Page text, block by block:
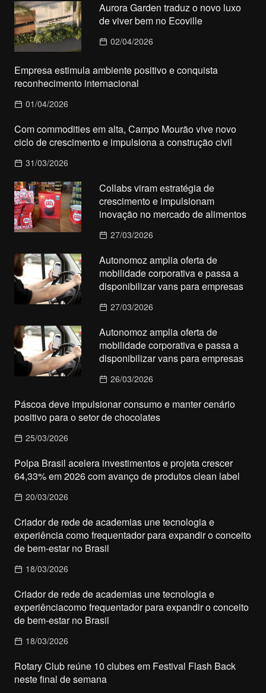
Aurora Garden traduz o novo luxo
de viver bem no Ecoville
02/04/2026
Empresa estimula ambiente positivo e conquista
reconhecimento internacional
01/04/2026
Com commodities em alta, Campo Mourão vive novo
ciclo de crescimento e impulsiona a construção civil
31/03/2026
Collabs viram estratégia de
crescimento e impulsionam
inovação no mercado de alimentos
27/03/2026
Autonomoz amplia oferta de
mobilidade corporativa e passa a
disponibilizar vans para empresas
27/03/2026
Autonomoz amplia oferta de
mobilidade corporativa e passa a
disponibilizar vans para empresas
26/03/2026
Páscoa deve impulsionar consumo e manter cenário
positivo para o setor de chocolates
25/03/2026
Polpa Brasil acelera investimentos e projeta crescer
64,33% em 2026 com avanço de produtos clean label
20/03/2026
Criador de rede de academias une tecnologia e
experiência como frequentador para expandir o conceito
de bem-estar no Brasil
18/03/2026
Criador de rede de academias une tecnologia e
experiênciacomo frequentador para expandir o conceito
de bem-estar no Brasil
18/03/2026
Rotary Club reúne 10 clubes em Festival Flash Back
neste final de semana